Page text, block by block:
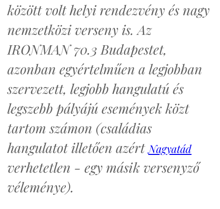
között volt helyi rendezvény és nagy
nemzetközi verseny is. Az
IRONMAN 70.3 Budapestet,
azonban egyértelműen a legjobban
szervezett, legjobb hangulatú és
legszebb pályájú események közt
tartom számon (családias
hangulatot illetően azértNagyatád
verhetetlen - egy másik versenyző
véleménye).